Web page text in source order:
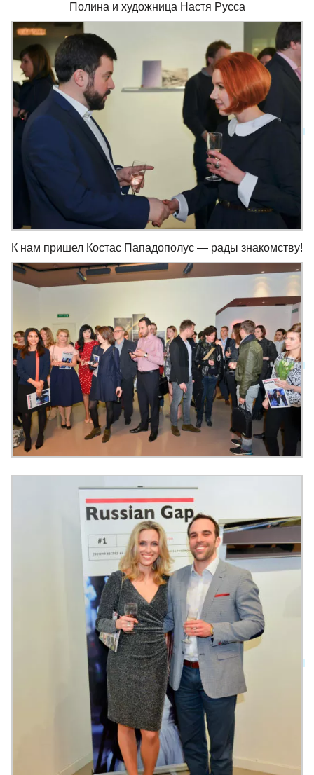
Полина и художница Настя Русса
К нам пришел Костас Пападополус — рады знакомству!